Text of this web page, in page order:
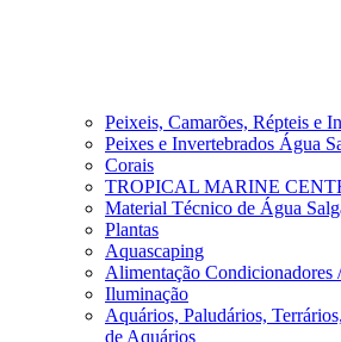
Peixeis, Camarões, Répteis e
Peixes e Invertebrados Água
Corais
TROPICAL MARINE
Material Técnico de Água
Plantas
Aquascaping
Alimentação Condicionadores
Iluminação
Aquários, Paludários,
de Aquários